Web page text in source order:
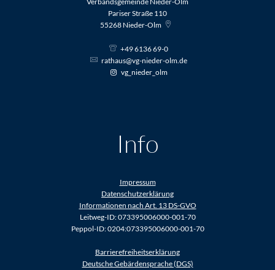
Pariser Straße 110
55268 Nieder-Olm
+49 6136 69-0
rathaus@vg-nieder-olm.de
vg_nieder_olm
Info
Impressum
Datenschutzerklärung
Informationen nach Art. 13 DS-GVO
Leitweg-ID: 073395006000-001-70
Peppol-ID: 0204:073395006000-001-70
Barrierefreiheitserklärung
Deutsche Gebärdensprache (DGS)